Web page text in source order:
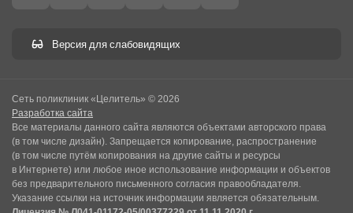
Версия для слабовидящих
Сеть поликлиник «Целитель» © 2026
Разработка сайта
Все материалы данного сайта являются объектами авторского права
(в том числе дизайн). Запрещается копирование, распространение
(в том числе путём копирования на другие сайты и ресурсы
в Интернете) или любое иное использование информации и объектов
без предварительного письменного согласия правообладателя.
Указание ссылки на источник информации является обязательным.